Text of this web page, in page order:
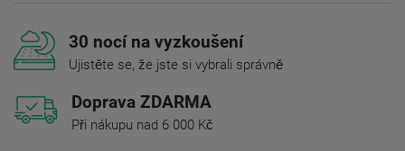
30 nocí na vyzkoušení
Ujistěte se, že jste si vybrali správně
Doprava ZDARMA
Při nákupu nad 6 000 Kč